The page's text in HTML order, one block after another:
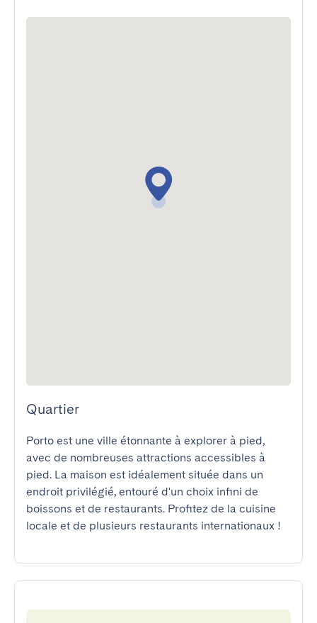
Quartier
Porto est une ville étonnante à explorer à pied,
avec de nombreuses attractions accessibles à
pied. La maison est idéalement située dans un
endroit privilégié, entouré d'un choix infini de
boissons et de restaurants. Profitez de la cuisine
locale et de plusieurs restaurants internationaux !